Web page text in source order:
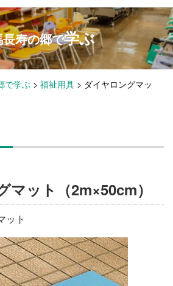
寿の郷で学ぶ
で学ぶ > 福祉用具 > ダイヤロングマッ
マット（2m×50cm）
ット